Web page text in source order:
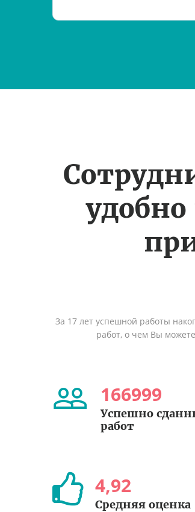
За 17 лет успешной работы
работ, о чем Вы
166999
Успешно
работ
4,92
Средняя оценка